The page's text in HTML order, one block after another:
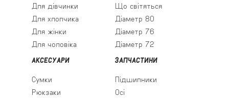
Для дівчинки
Для хлопчика
Для жінки
Для чоловіка
Що світяться
Діаметр 80
Діаметр 76
Діаметр 72
АКСЕСУАРИ
Сумки
Рюкзаки
ЗАПЧАСТИНИ
Підшипники
Осі